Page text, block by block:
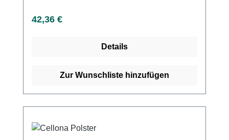
Schere erforderlich sind. Dank seiner
Beschaffenheit ermöglicht der Adaptic Digit
Fuß, ohne dass er sich mit der Wunde
vorzunehmen. Weitere Vorteile des Verbands
Regulärer Preis:
42,36 €
Details
Zur Wunschliste hinzufügen